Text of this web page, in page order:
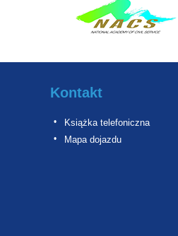
Kontakt
Książka telefoniczna
Mapa dojazdu